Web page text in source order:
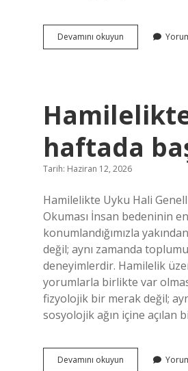
Devamını okuyun Türklerde
7
haftada
Tarih: Haziran 12, 2026
Hamilelikte Uyku Hali
Okuması İnsan bedeninin
konumlandığımızla
değil; aynı zamanda
deneyimlerdir. Hamilelik
yorumlarla birlikte var
fizyolojik bir merak değil;
sosyolojik ağın içine açılan
Devamını okuyun Hamilelikte